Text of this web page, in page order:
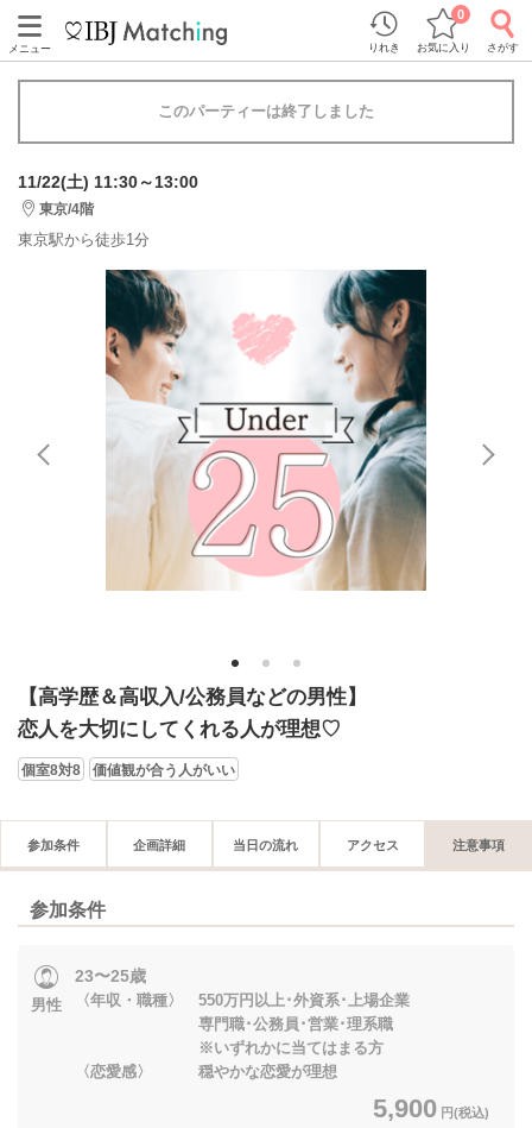
メニュー りれき お気に入り
0
さがす
このパーティーは終了しました
11/22(土) 11:30～13:00
東京/4階
東京駅から徒歩1分
1 2 3
【高学歴＆高収入/公務員などの男性】
恋人を大切にしてくれる人が理想♡
個室8対8 価値観が合う人がいい
参加条件 企画詳細 当日の流れ アクセス 注意事項
参加条件
男性
23〜25歳
〈年収・職種〉 550万円以上･外資系･上場企業
専門職･公務員･営業･理系職
※いずれかに当てはまる方
〈恋愛感〉 穏やかな恋愛が理想
5,900 円(税込)